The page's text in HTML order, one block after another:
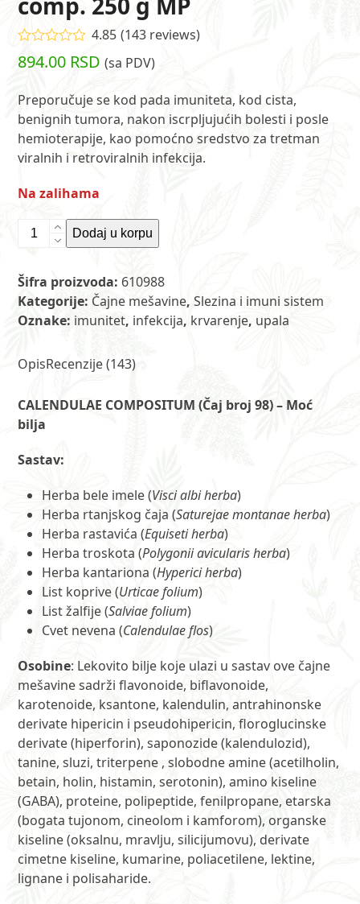
Ocenjeno
4.85od 5 na
143
ocene kupca
4.85 (143reviews)
894.00 RSD (sa PDV)
Preporučuje se kod pada imuniteta, kod cista,
benignih tumora, nakon iscrpljujućih bolesti i posle
hemioterapije, kao pomoćno sredstvo za tretman
viralnih i retroviralnih infekcija.
Na zalihama
Čaj
-
Calendulae
comp.
g
količina
Dodaj u korpu
Šifra proizvoda:610988
Kategorije: Čajne mešavine,Slezina i imuni sistem
Oznake: imunitet, infekcija, krvarenje, upala
OpisRecenzije (143)
CALENDULAE COMPOSITUM (Čaj broj 98) – Moć
bilja
Sastav:
Herba bele imele (Visci albi herba)
Herba rtanjskog čaja (Saturejae montanae herba)
Herba rastavića (Equiseti herba)
Herba troskota (Polygonii avicularis herba)
Herba kantariona (Hyperici herba)
List koprive (Urticae folium)
List žalfije (Salviae folium)
Cvet nevena (Calendulae flos)
Osobine: Lekovito bilje koje ulazi u sastav ove čajne
mešavine sadrži flavonoide, biflavonoide,
karotenoide, ksantone, kalendulin, antrahinonske
derivate hipericin i pseudohipericin, floroglucinske
derivate (hiperforin), saponozide (kalendulozid),
tanine, sluzi, triterpene , slobodne amine (acetilholin,
betain, holin, histamin, serotonin), amino kiseline
(GABA), proteine, polipeptide, fenilpropane, etarska
(bogata tujonom, cineolom i kamforom), organske
kiseline (oksalnu, mravlju, silicijumovu), derivate
cimetne kiseline, kumarine, poliacetilene, lektine,
lignane i polisaharide.